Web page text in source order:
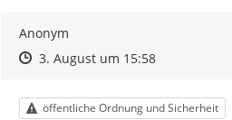
Anonym
Zeitpunkt des Erstellens
Zeitpunkt des Erstellens
3. August um 15:58Zur Äußerung
Kategorie
öffentliche Ordnung und Sicherheit